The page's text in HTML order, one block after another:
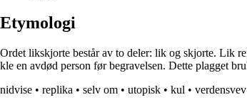
Etymologi
Ordet likskjorte består av to deler: lik og skjorte. Lik
kle en avdød person før begravelsen. Dette plagget
nidvise • replika • selv om • utopisk • kul • verdensvev